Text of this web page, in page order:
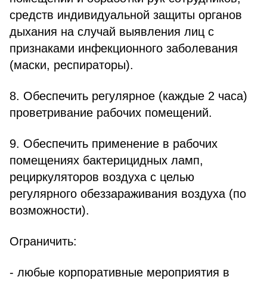
средств индивидуальной защиты органов
дыхания на случай выявления лиц с
признаками инфекционного заболевания
(маски, респираторы).
8. Обеспечить регулярное (каждые 2 часа)
проветривание рабочих помещений.
9. Обеспечить применение в рабочих
помещениях бактерицидных ламп,
рециркуляторов воздуха с целью
регулярного обеззараживания воздуха (по
возможности).
Ограничить:
- любые корпоративные мероприятия в